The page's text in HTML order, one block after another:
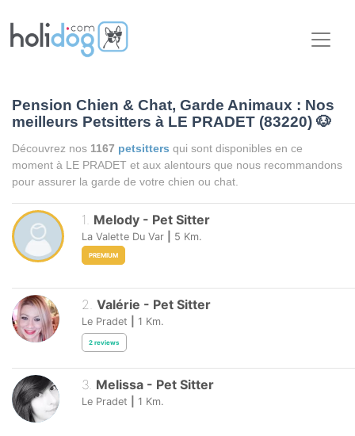
Pension Chien & Chat, Garde Animaux : Nos
meilleurs Petsitters à LE PRADET (83220) 🐶
Découvrez nos 1167 petsitters qui sont disponibles en ce
moment à LE PRADET et aux alentours que nous recommandons
pour assurer la garde de votre chien ou chat.
1. Melody - Pet Sitter
La Valette Du Var 5 Km.
PREMIUM
2. Valérie - Pet Sitter
Le Pradet 1 Km.
2 reviews
3. Melissa - Pet Sitter
Le Pradet 1 Km.